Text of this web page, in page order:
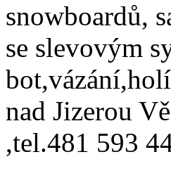
snowboardů,
se slevovým
nad Jizerou
,tel.481 593